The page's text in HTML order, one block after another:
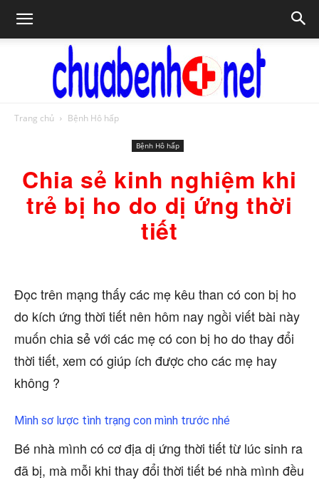
Trang chủ Bệnh Hô hấp
Bệnh Hô hấp
Chia sẻ kinh nghiệm khi
trẻ bị ho do dị ứng thời
tiết
Đọc trên mạng thấy các mẹ kêu than có con bị ho
do kích ứng thời tiết nên hôm nay ngồi viết bài này
muốn chia sẻ với các mẹ có con bị ho do thay đổi
thời tiết, xem có giúp ích được cho các mẹ hay
không ?
Mình sơ lược tình trạng con mình trước nhé
Bé nhà mình có cơ địa dị ứng thời tiết từ lúc sinh ra
đã bị, mà mỗi khi thay đổi thời tiết bé nhà mình đều